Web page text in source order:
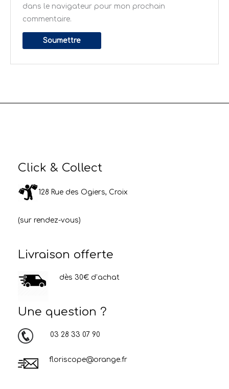
dans le navigateur pour mon prochain
commentaire.
Click & Collect
128 Rue des Ogiers, Croix
(sur rendez-vous)
Livraison offerte
dès 30€ d’achat
Une question ?
03 28 33 07 90
floriscope@orange.fr